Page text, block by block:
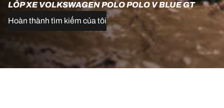
LỐP XE VOLKSWAGEN POLO POLO V BLUE GT
Hoàn thành tìm kiếm của tôi